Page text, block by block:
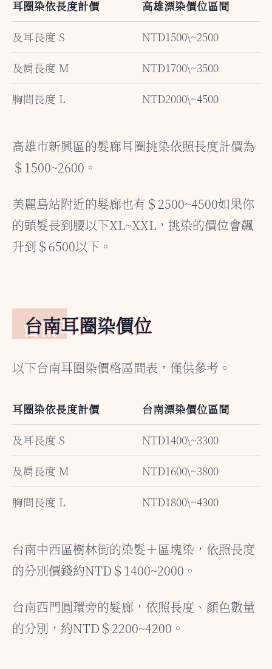
耳圈染依長度計價 高雄漂染價位區間
及耳長度 S NTD1500\~2500
及肩長度 M NTD1700\~3500
胸間長度 L NTD2000\~4500
高雄市新興區的髮廊耳圈挑染依照長度計價為
＄1500~2600。
美麗島站附近的髮廊也有＄2500~4500如果你
的頭髮長到腰以下XL~XXL，挑染的價位會飆
升到＄6500以下。
台南耳圈染價位
以下台南耳圈染價格區間表，僅供參考。
耳圈染依長度計價 台南漂染價位區間
及耳長度 S NTD1400\~3300
及肩長度 M NTD1600\~3800
胸間長度 L NTD1800\~4300
台南中西區樹林街的染髮＋區塊染，依照長度
的分別價錢約NTD＄1400~2000。
台南西門圓環旁的髮廊，依照長度、顏色數量
的分別，約NTD＄2200~4200。